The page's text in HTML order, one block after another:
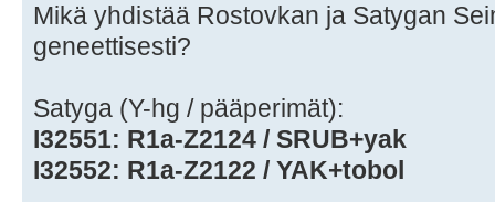
Mikä yhdistää Rostovkan ja Satygan
geneettisesti?
Satyga (Y-hg / pääperimät):
I32551: R1a-Z2124 / SRUB+yak
I32552: R1a-Z2122 / YAK+tobol